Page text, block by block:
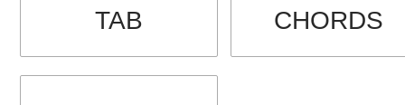
TAB CHORDS